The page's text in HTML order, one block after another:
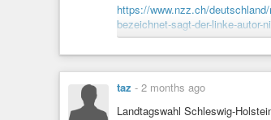
https://www.nzz.ch/
bezeichnet-sagt-der-linke-autor-
#tazpanterpreis #radio
#newspolitics #taz #taztube
#taz #tageszeitung
#Familienministerium
#AGG
taz - 2 months ago
Landtagswahl Schleswig-